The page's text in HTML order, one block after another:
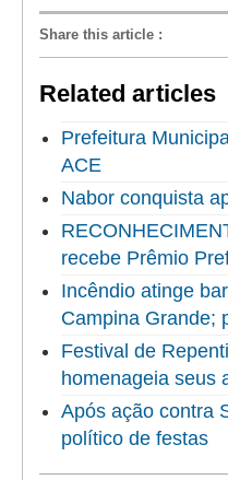
Share this article :
Related articles
Prefeitura
ACE
Nabor conquista
recebe Prêmio
Incêndio atinge
Campina Grande;
Festival de
homenageia seus
Após ação contra
político de festas